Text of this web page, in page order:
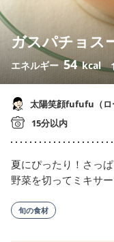
ガスパチョス
エネルギー 54 kcal
太陽笑顔fufufu（ロ
15分以内
夏にぴったり！さっ
野菜を切ってミキサ
旬の食材